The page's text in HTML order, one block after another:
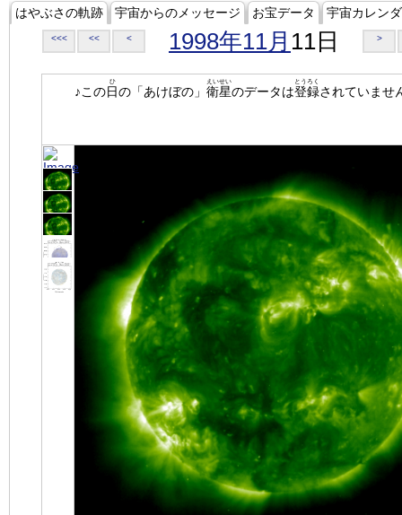
はやぶさの軌跡 宇宙からのメッセージ お宝データ 宇宙カレン
<<< << < 1998年11月 11日 >
♪この日
ひ
の「あけぼの」 衛星
えいせい
のデータは登録
とうろく
されていませ